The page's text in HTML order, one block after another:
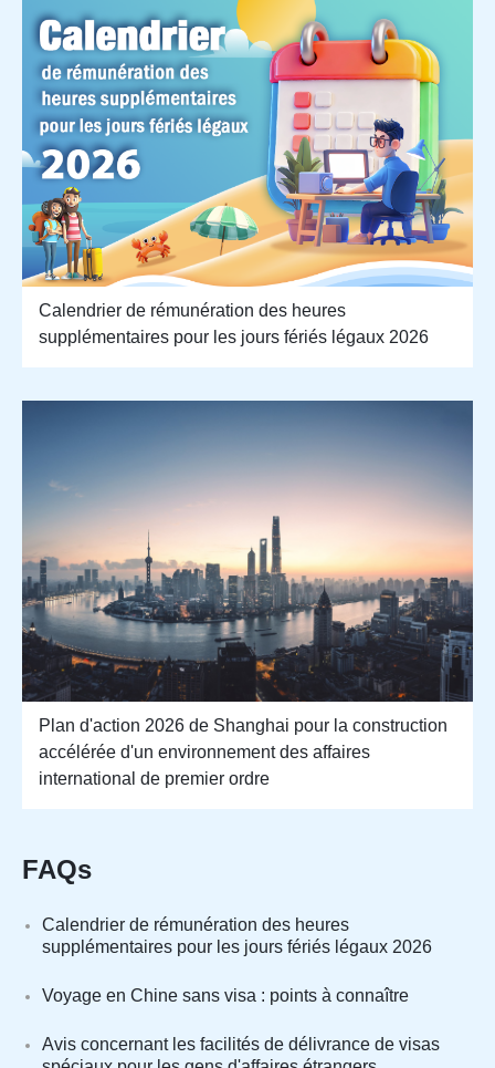
Calendrier de rémunération des heures
supplémentaires pour les jours fériés légaux 2026
Plan d'action 2026 de Shanghai pour la construction
accélérée d'un environnement des affaires
international de premier ordre
FAQs
Calendrier de rémunération des heures
supplémentaires pour les jours fériés légaux 2026
Voyage en Chine sans visa : points à connaître
Avis concernant les facilités de délivrance de visas